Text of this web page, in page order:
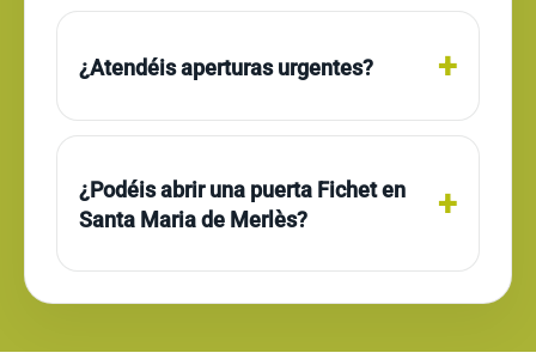
¿Atendéis aperturas urgentes?
¿Podéis abrir una puerta Fichet en
Santa Maria de Merlès?